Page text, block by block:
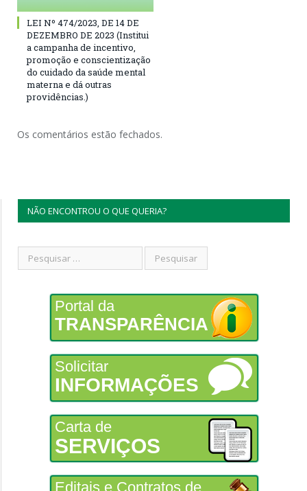
LEI Nº 474/2023, DE 14 DE
DEZEMBRO DE 2023 (Institui
a campanha de incentivo,
promoção e conscientização
do cuidado da saúde mental
materna e dá outras
providências.)
Os comentários estão fechados.
NÃO ENCONTROU O QUE QUERIA?
Portal da
TRANSPARÊNCIA
Solicitar
INFORMAÇÕES
Carta de
SERVIÇOS
Editais e Contratos de